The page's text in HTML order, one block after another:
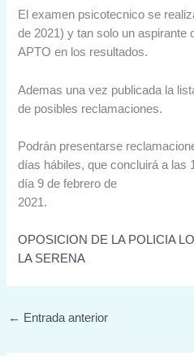
El examen psicotecnico se
de 2021) y tan solo un aspirante
APTO en los resultados.
Ademas una vez publicada la
de posibles reclamaciones.
Podrán presentarse
días hábiles, que concluirá a las
día 9 de febrero de
2021.
OPOSICION DE LA POLICIA
LA SERENA
← Entrada anterior